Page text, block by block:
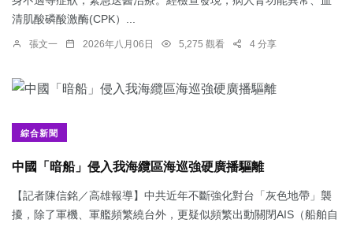
清肌酸磷酸激酶(CPK）...
張文一 2026年八月06日 5,275 觀看 4 分享
綜合新聞
中國「暗船」侵入我海纜區海巡強硬廣播驅離
【記者陳信銘／高雄報導】中共近年不斷強化對台「灰色地帶」襲
擾，除了軍機、軍艦頻繁繞台外，更疑似頻繁出動關閉AIS（船舶自